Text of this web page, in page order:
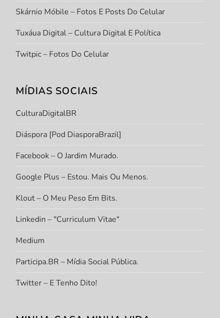
Skárnio Móbile – Fotos E Posts Do Celular
Tuxáua Digital – Cultura Digital E Política
Twitpic – Fotos Do Celular
MÍDIAS SOCIAIS
CulturaDigitalBR
Diáspora [Pod DiasporaBrazil]
Facebook – O Jardim Murado.
Google Plus – Estou. Mais Ou Menos.
Klout – O Meu Peso Em Bits.
Linkedin – "Curriculum Vitae"
Medium
Participa.BR – Mídia Social Pública.
Twitter – E Tenho Dito!